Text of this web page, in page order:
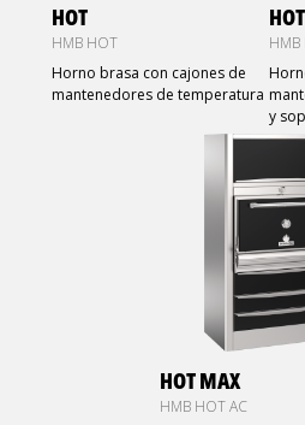
HOT
HMB HOT
Horno brasa con cajones de
mantenedores de temperatura
HMB
y
HOT MAX
HMB HOT AC